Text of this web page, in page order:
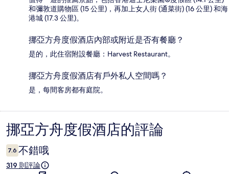
和彌敦道購物區 (15 公里)，再加上女人街 (通菜街) (16 公里) 和海
港城 (17.3 公里)。
挪亞方舟度假酒店內部或附近是否有餐廳？
是的，此住宿附設餐廳：Harvest Restaurant。
挪亞方舟度假酒店有戶外私人空間嗎？
是，每間客房都有庭院。
評
論
挪亞方舟度假酒店的評論
7.6 不錯哦
319 則評論